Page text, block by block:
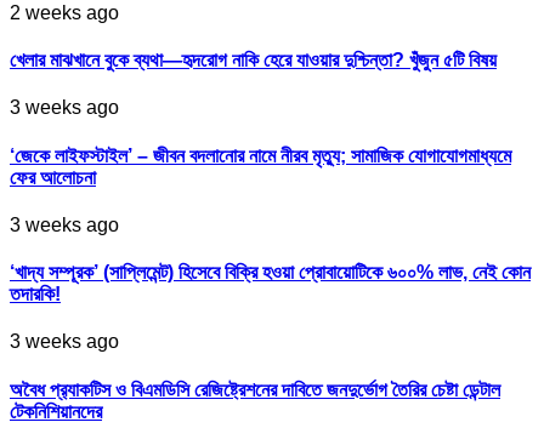
2 weeks ago
খেলার মাঝখানে বুকে ব্যথা—হৃদরোগ নাকি হেরে যাওয়ার দুশ্চিন্তা? খুঁজুন ৫টি বিষয়
3 weeks ago
‘জেকে লাইফস্টাইল’ – জীবন বদলানোর নামে নীরব মৃত্যু; সামাজিক যোগাযোগমাধ্যমে
ফের আলোচনা
3 weeks ago
‘খাদ্য সম্পূরক’ (সাপ্লিমেন্ট) হিসেবে বিক্রি হওয়া প্রোবায়োটিকে ৬০০% লাভ, নেই কোন
তদারকি!
3 weeks ago
অবৈধ প্র‍্যাকটিস ও বিএমডিসি রেজিষ্ট্রেশনের দাবিতে জনদুর্ভোগ তৈরির চেষ্টা ডেন্টাল
টেকনিশিয়ানদের